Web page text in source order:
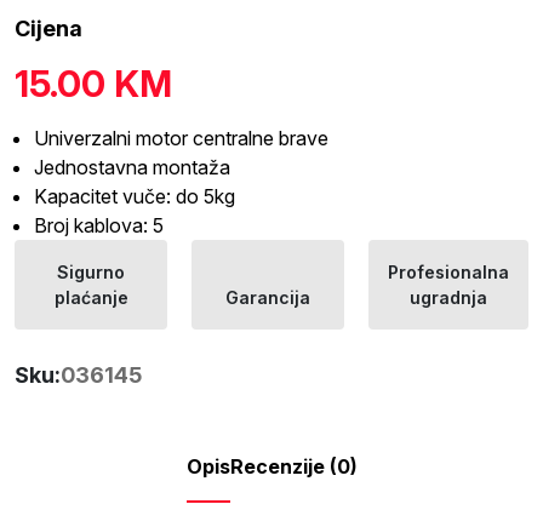
Cijena
15.00 KM
Univerzalni motor centralne brave
Jednostavna montaža
Kapacitet vuče: do 5kg
Broj kablova: 5
Sigurno
plaćanje
Garancija
Profesionalna
ugradnja
Sku:036145
OpisRecenzije (0)